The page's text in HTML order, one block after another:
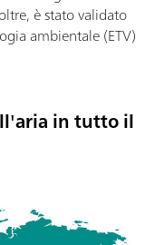
è stato validato
ambientale (ETV)
in tutto il